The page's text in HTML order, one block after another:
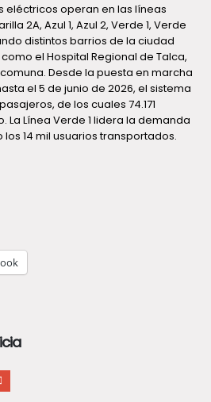
eléctricos operan en las líneas
2A, Azul 1, Azul 2, Verde 1, Verde
distintos barrios de la ciudad
el Hospital Regional de Talca,
Desde la puesta en marcha
el 5 de junio de 2026, el sistema
de los cuales 74.171
La Línea Verde 1 lidera la demanda
14 mil usuarios transportados.